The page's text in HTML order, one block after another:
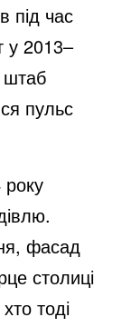
під час
у 2013–
штаб
пульс
фасад
столиці
тоді